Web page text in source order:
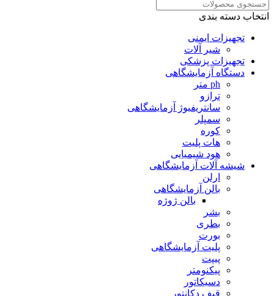
انتخاب دسته بندی
تجهیزات ایمنی
شیر آلات
تجهیزات پزشکی
دستگاه آزمایشگاهی
ph متر
ترازو
سانتریفیوژ آزمایشگاهی
سمپلر
کوره
هات پلیت
هود شیمیایی
شیشه آلات آزمایشگاهی
ارلن
بالن آزمایشگاهی
بالن ژوژه
بشر
بطری
بورت
پلیت آزمایشگاهی
پیپت
پیکنومتر
دسیکاتور
قیف دکانتور